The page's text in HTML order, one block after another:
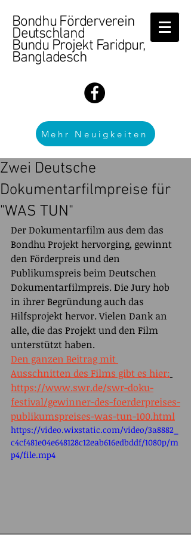
Bondhu Förderverein
Deutschland
Bundu Projekt Faridpur,
Bangladesch
Mehr Neuigkeiten
Zwei Deutsche
Dokumentarfilmpreise für
"WAS TUN"
Der Dokumentarfilm aus dem das
Bondhu Projekt hervorging, gewinnt
den Förderpreis und den
Publikumspreis beim Deutschen
Dokumentarfilmpreis. Die Jury hob
in ihrer Begründung auch das
Hilfsprojekt hervor. Vielen Dank an
alle, die das Projekt und den Film
unterstützt haben.
Den ganzen Beitrag mit
Ausschnitten des Films gibt es hier:
https://www.swr.de/swr-doku-
festival/gewinner-des-foerderpreises-
publikumspreises-was-tun-100.html
https://video.wixstatic.com/video/3a8882_
c4cf481e04e648128c12eab616edbddf/1080p/m
p4/file.mp4